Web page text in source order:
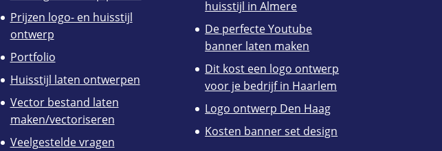
Prijzen logo- en huisstijl
ontwerp
Portfolio
Huisstijl laten ontwerpen
Vector bestand laten
maken/vectoriseren
Veelgestelde vragen
huisstijl in Almere
De perfecte Youtube
banner laten maken
Dit kost een logo ontwerp
voor je bedrijf in Haarlem
Logo ontwerp Den Haag
Kosten banner set design